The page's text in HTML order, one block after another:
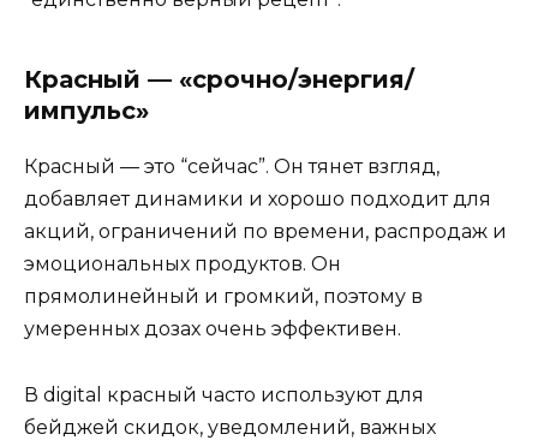
Красный — «срочно/энергия/
импульс»
Красный — это “сейчас”. Он тянет взгляд,
добавляет динамики и хорошо подходит для
акций, ограничений по времени, распродаж и
эмоциональных продуктов. Он
прямолинейный и громкий, поэтому в
умеренных дозах очень эффективен.
В digital красный часто используют для
бейджей скидок, уведомлений, важных